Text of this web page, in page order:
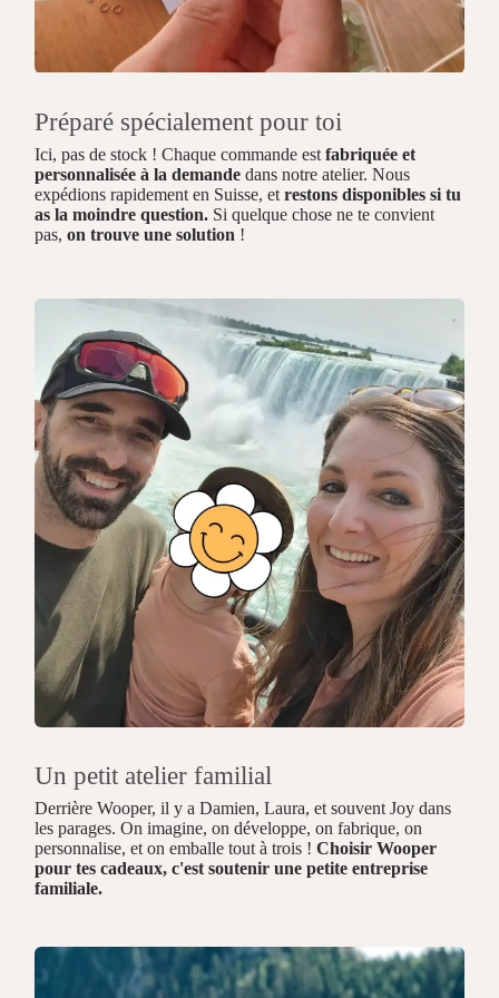
Préparé spécialement pour toi
Ici, pas de stock ! Chaque commande est fabriquée et
personnalisée à la demande dans notre atelier. Nous
expédions rapidement en Suisse, etrestons disponibles si tu
as la moindre question. Si quelque chose ne te convient
pas,on trouve une solution !
Un petit atelier familial
Derrière Wooper, il y a Damien, Laura, et souvent Joy dans
les parages. On imagine, on développe, on fabrique, on
personnalise, et on emballe tout à trois !Choisir Wooper
pour tes cadeaux, c'est soutenir une petite entreprise
familiale.